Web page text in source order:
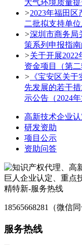
大气环境质量
>2023年福田
二批拟支持单
>深圳市商务局
策系列申报指
>关于开展
资金项目（第
> 《宝安区关
先发展的若干
示公告（2024年
高新技术企业认
研发资助
项目公示
资助问答
18565668281（微信同
服务热线